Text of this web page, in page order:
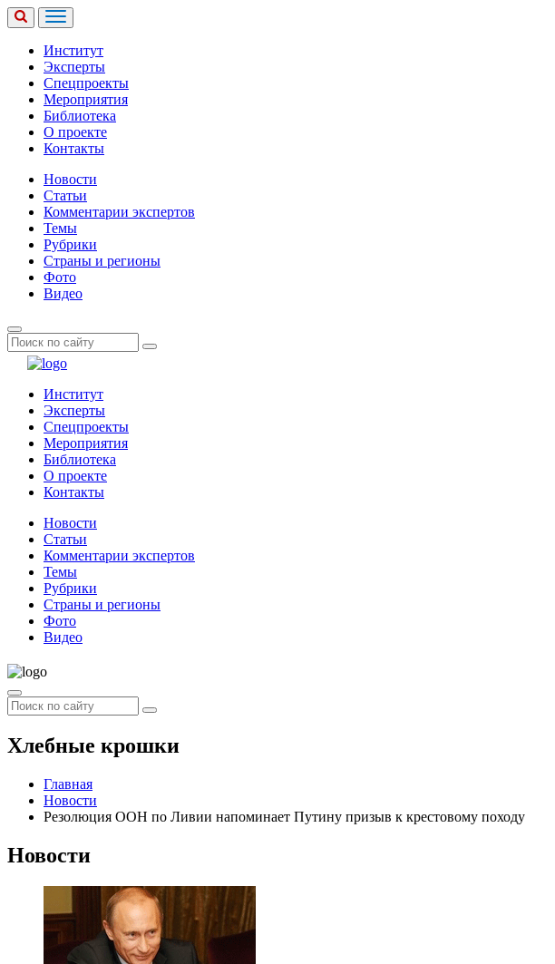
Институт
Эксперты
Спецпроекты
Мероприятия
Библиотека
О проекте
Контакты
Новости
Статьи
Комментарии экспертов
Темы
Рубрики
Страны и регионы
Фото
Видео
Институт
Эксперты
Спецпроекты
Мероприятия
Библиотека
О проекте
Контакты
Новости
Статьи
Комментарии экспертов
Темы
Рубрики
Страны и регионы
Фото
Видео
Хлебные крошки
Главная
Новости
Резолюция ООН по Ливии напоминает Путину призыв к крестовому походу
Новости